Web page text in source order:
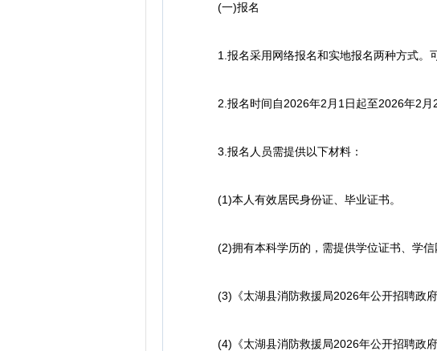
(一)报名
1.报名采用网络报名和实地报名两种方式。可
2.报名时间自2026年2月1日起至2026年2月
3.报名人员需提供以下材料：
(1)本人有效居民身份证、毕业证书。
(2)拥有本科学历的，需提供学位证书、学信
(3)《太湖县消防救援局2026年公开招聘政府
(4)《太湖县消防救援局2026年公开招聘政府